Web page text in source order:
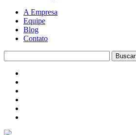
A Empresa
Equipe
Blog
Contato